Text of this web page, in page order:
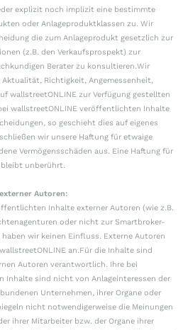
explizit noch implizit eine bestimmte
oder Anlageproduktklassen zu. Wir
die zum Anlageprodukt gesetzlich zur
(z.B. den Verkaufsprospekt) zur
Berater zu konsultieren.Wir
Aktualität, Richtigkeit, Angemessenheit,
wallstreetONLINE zur Verfügung gestellten
wallstreetONLINE veröffentlichten Inhalte
so geschieht dies auf eigenes
wir unsere Haftung für etwaige
Vermögensschäden aus. Eine Haftung für
bleibt unberührt.
Autoren:
Inhalte externer Autoren (wie z.B.
oder nicht zur Smartbroker-
wir keinen Einfluss. Externe Autoren
an.Für die Inhalte sind
Autoren verantwortlich. Ihre bei
Inhalte sind nicht von Anlageinteressen der
Unternehmen, ihrer Organe oder
nicht notwendigerweise die Meinungen
ihrer Mitarbeiter bzw. der Organe ihrer